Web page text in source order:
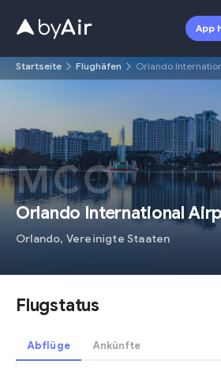
App
Startseite Flughäfen Orlando
MCO
Orlando International
Orlando, Vereinigte Staaten
Flugstatus
Abflüge Ankünfte